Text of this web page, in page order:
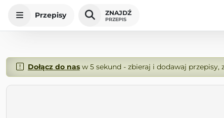
Przepisy ZNAJDŹ
PRZEPIS
Dołącz do nasw 5 sekund - zbieraj i dodawaj przepisy,